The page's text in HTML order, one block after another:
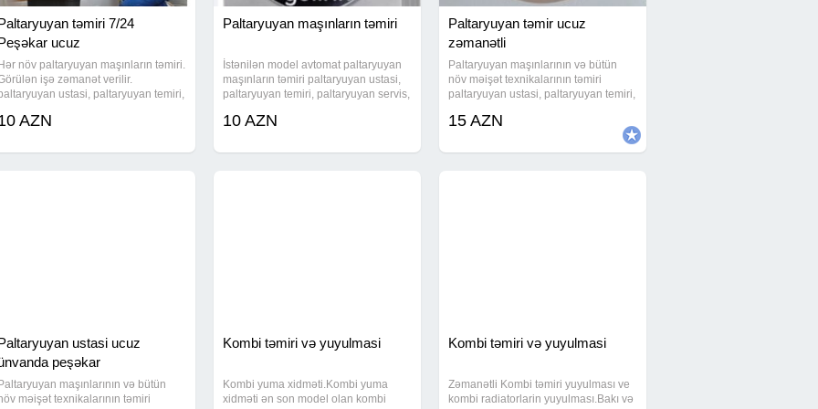
təmiri 7/24
ucuz
Hər növ paltaryuyan maşınların təmiri.
işə zəmanət verilir.
ustasi, paltaryuyan temiri,
baku, paltaryuyan masin ustasi,
AZN
Paltaryuyan maşınların təmiri
İstənilən model avtomat paltaryuyan
maşınların təmiri paltaryuyan ustasi,
paltaryuyan temiri, paltaryuyan servis,
paltaryuyan masin ustasi, paltaryuyan
10 AZN
Paltaryuyan təmir ucuz
zəmanətli
Paltaryuyan maşınlarının və bütün
növ məişət texnikalarının təmiri
paltaryuyan ustasi, paltaryuyan temiri,
paltaryuyan ustası, paltaryuyan
paltar
15 AZN
ustasi ucuz
peşəkar
Paltaryuyan maşınlarının və bütün
məişət texnikalarının təmiri
Kombi təmiri və yuyulmasi
Kombi yuma xidməti.Kombi yuma
xidməti ən son model olan kombi
Kombi təmiri və yuyulmasi
Zəmanətli Kombi təmiri yuyulması ve
kombi radiatorlarin yuyulması.Bakı və